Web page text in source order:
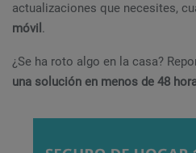
actualizaciones que necesites,
móvil .
¿Se ha roto algo en la casa?
una solución en menos de 48